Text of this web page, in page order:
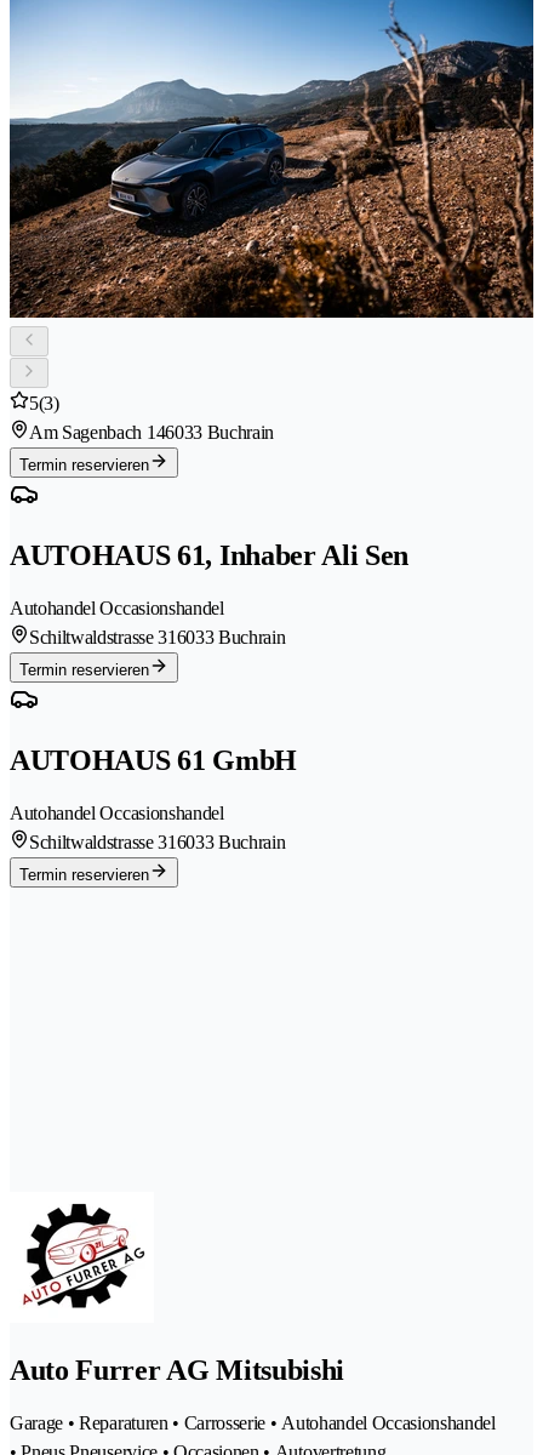
5(3)
Am Sagenbach 146033 Buchrain
Termin reservieren
AUTOHAUS 61, Inhaber Ali Sen
Autohandel Occasionshandel
Schiltwaldstrasse 316033 Buchrain
Termin reservieren
AUTOHAUS 61 GmbH
Autohandel Occasionshandel
Schiltwaldstrasse 316033 Buchrain
Termin reservieren
Auto Furrer AG Mitsubishi
Garage • Reparaturen • Carrosserie • Autohandel Occasionshandel